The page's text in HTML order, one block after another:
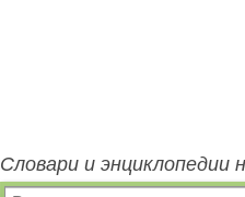
Словари и энциклопедии